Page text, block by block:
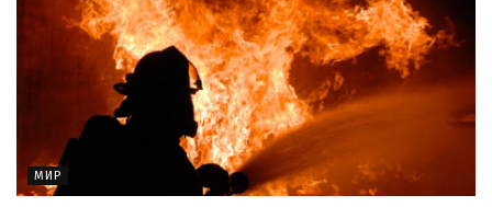
МИР